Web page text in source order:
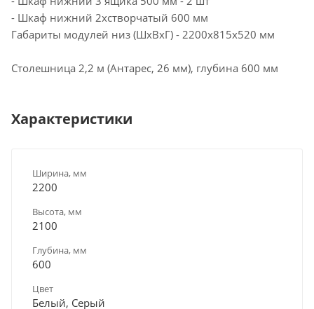
- Шкаф нижний 2хстворчатый 600 мм
Габариты модулей низ (ШхВхГ) - 2200х815х520 мм
Столешница 2,2 м (Антарес, 26 мм), глубина 600 мм
Характеристики
Ширина, мм
2200
Высота, мм
2100
Глубина, мм
600
Цвет
Белый, Серый